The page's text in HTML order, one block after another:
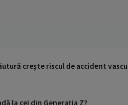
crește riscul de accident
la cei din Generația Z?